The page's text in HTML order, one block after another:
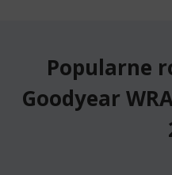
Popularne
Goodyear